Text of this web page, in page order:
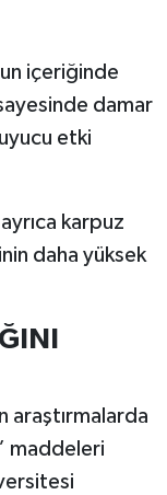
içeriğinde
damar
etki
karpuz
daha yüksek
araştırmalarda
maddeleri